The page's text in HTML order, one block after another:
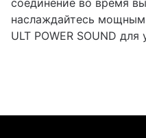
соединение во время
наслаждайтесь
ULT POWER SOUND для